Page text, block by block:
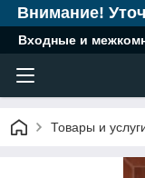
Внимание!
Входные и
Товары и